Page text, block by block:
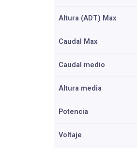
Altura (ADT) Max
Caudal Max
Caudal medio
Altura media
Potencia
Voltaje